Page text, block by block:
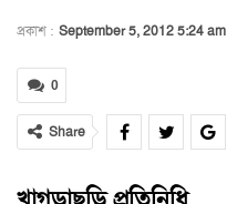
প্রকাশ : September 5, 2012 5:24 am
0
Share